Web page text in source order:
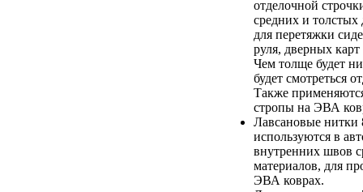
отделочной
средних и толстых
для перетяжки
руля, дверных
Чем толще будет
будет смотреться
Также
стропы на ЭВА
Лавсановые
используются в
внутренних швов
материалов, для
ЭВА коврах.